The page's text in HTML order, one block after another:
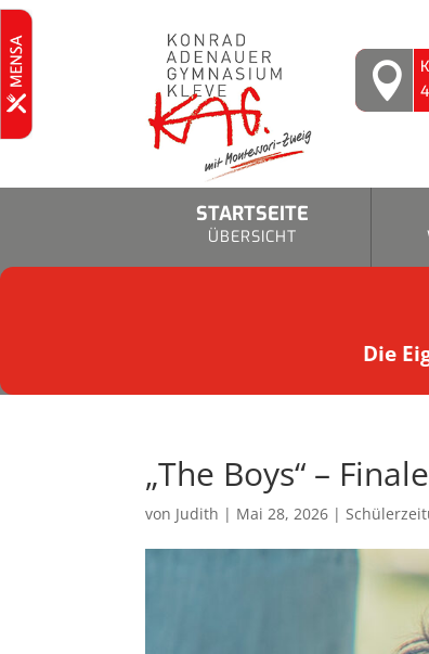

STARTSEITE
ÜBERSICHT
Die
„The Boys“ – Finale
von Judith | Mai 28, 2026 |